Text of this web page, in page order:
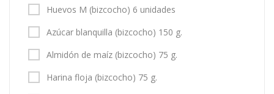
Huevos M (bizcocho) 6 unidades
Azúcar blanquilla (bizcocho) 150 g.
Almidón de maíz (bizcocho) 75 g.
Harina floja (bizcocho) 75 g.